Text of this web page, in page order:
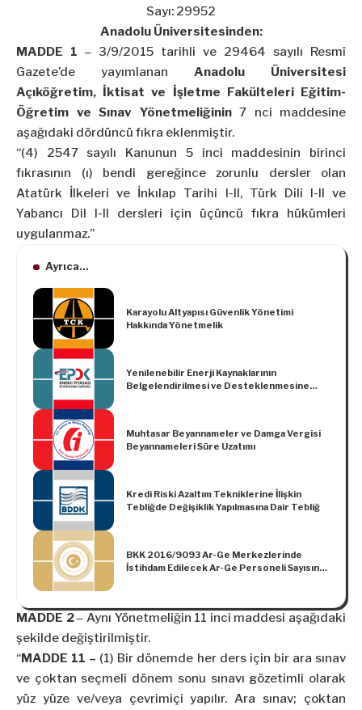
Sayı: 29952
Anadolu Üniversitesinden:
MADDE 1 ‒ 3/9/2015 tarihli ve 29464 sayılı Resmî
Gazete’de yayımlanan Anadolu Üniversitesi
Açıköğretim, İktisat ve İşletme Fakülteleri Eğitim-
Öğretim ve Sınav Yönetmeliğinin7 nci maddesine
aşağıdaki dördüncü fıkra eklenmiştir.
“(4) 2547 sayılı Kanunun 5 inci maddesinin birinci
fıkrasının (ı) bendi gereğince zorunlu dersler olan
Atatürk İlkeleri ve İnkılap Tarihi I-II, Türk Dili I-II ve
Yabancı Dil I-II dersleri için üçüncü fıkra hükümleri
uygulanmaz.”
Ayrıca...
Karayolu Altyapısı Güvenlik Yönetimi
Hakkında Yönetmelik
Yenilenebilir Enerji Kaynaklarının
Belgelendirilmesi ve Desteklenmesine
Muhtasar Beyannameler ve Damga Vergisi
Beyannameleri Süre Uzatımı
Kredi Riski Azaltım Tekniklerine İlişkin
Tebliğde Değişiklik Yapılmasına Dair Tebliğ
BKK 2016/9093 Ar-Ge Merkezlerinde
İstihdam Edilecek Ar-Ge Personeli Sayısının
MADDE 2 ‒ Aynı Yönetmeliğin 11 inci maddesi aşağıdaki
şekilde değiştirilmiştir.
“MADDE 11 – (1) Bir dönemde her ders için bir ara sınav
ve çoktan seçmeli dönem sonu sınavı gözetimli olarak
yüz yüze ve/veya çevrimiçi yapılır. Ara sınav; çoktan